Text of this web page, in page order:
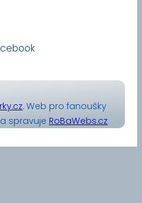
. Web pro fanoušky
spravuje RoBaWebs.cz